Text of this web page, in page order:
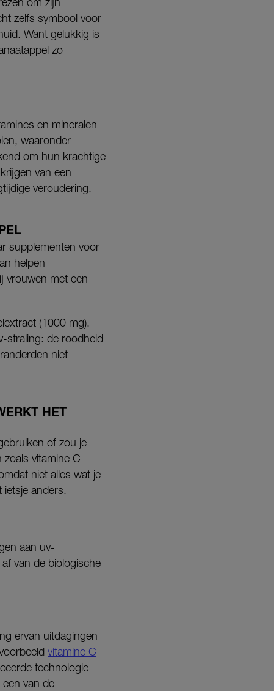
zelfs symbool voor
Want gelukkig is
zo
en mineralen
waaronder
om hun krachtige
van een
veroudering.
supplementen voor
helpen
vrouwen met een
(1000 mg).
straling: de roodheid
niet
HET
of zou je
vitamine C
niet alles wat je
ietsje anders.
aan uv-
van de biologische
ervan uitdagingen
vitamine C
technologie
van de